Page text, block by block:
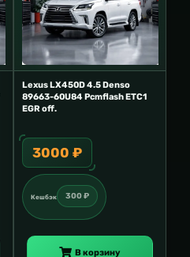
Lexus LX450D 4.5 Denso
89663-60U84 Pcmflash ETC1
EGR off.
3000 ₽
Кешбэк 300 ₽
В корзину